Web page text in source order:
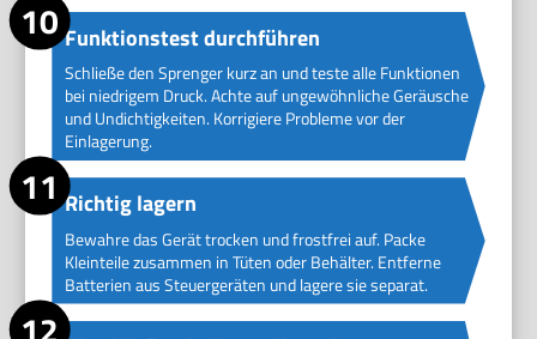
Funktionstest durchführen
Schließe den Sprenger kurz an und teste alle Funktionen
bei niedrigem Druck. Achte auf ungewöhnliche Geräusche
und Undichtigkeiten. Korrigiere Probleme vor der
Einlagerung.
Richtig lagern
Bewahre das Gerät trocken und frostfrei auf. Packe
Kleinteile zusammen in Tüten oder Behälter. Entferne
Batterien aus Steuergeräten und lagere sie separat.